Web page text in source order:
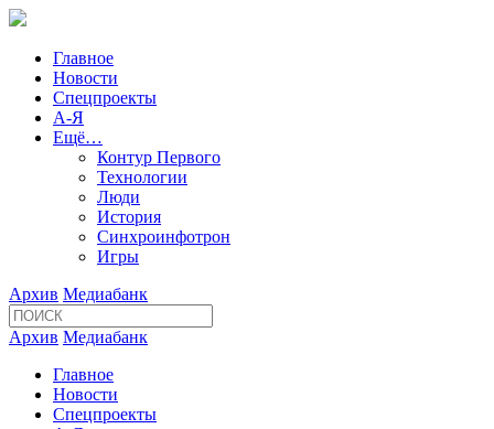
Главное
Новости
Спецпроекты
А-Я
Ещё…
Контур Первого
Технологии
Люди
История
Синхроинфотрон
Игры
Архив Медиабанк
Архив Медиабанк
Главное
Новости
Спецпроекты